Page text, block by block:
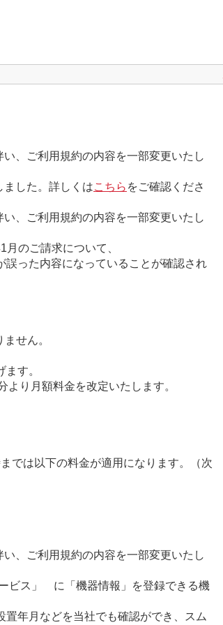
、ご利用規約の内容を一部変更いたし
ました。詳しくはこちら をご確認くださ
、ご利用規約の内容を一部変更いたし
のご請求について、
誤った内容になっていることが確認され
せん。
す。
り月額料金を改定いたします。
では以下の料金が適用になります。（次
、ご利用規約の内容を一部変更いたし
ビス」 に「機器情報」を登録できる機
年月などを当社でも確認ができ、スム